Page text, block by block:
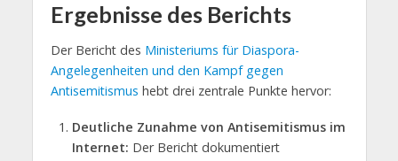
Ergebnisse des Berichts
Der Bericht des Ministeriums für Diaspora-
Angelegenheiten und den Kampf gegen
Antisemitismus hebt drei zentrale Punkte hervor:
Deutliche Zunahme von Antisemitismus im
Internet: Der Bericht dokumentiert